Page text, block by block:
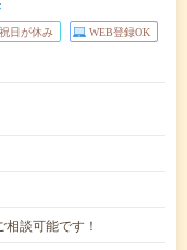
日が休み WEB登録OK
談可能です！